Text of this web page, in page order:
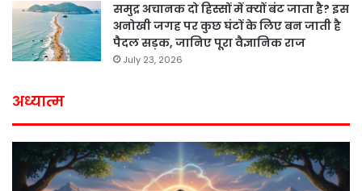
समुद्र अचानक दो हिस्सों में क्यों बंट जाता है? इस
अनोखी जगह पर कुछ घंटों के लिए बन जाती है
पैदल सड़क, जानिए पूरा वैज्ञानिक राज
July 23, 2026
अध्यात्म